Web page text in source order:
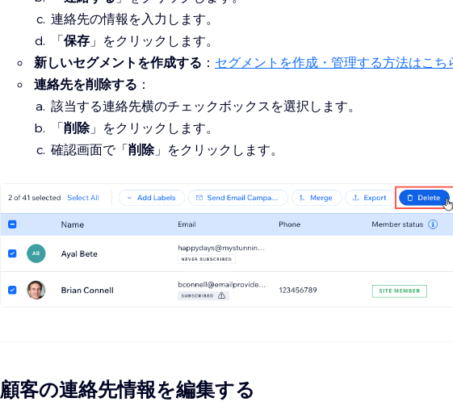
連絡先の情報を入力します。
「保存 」をクリックします。
新しいセグメントを作成する ： セグメントを作成・管理する方法はこち
連絡先を削除する ：
該当する連絡先横のチェックボックスを選択します。
「削除」をクリックします。
確認画面で「削除」をクリックします。
顧客の連絡先情報を編集する